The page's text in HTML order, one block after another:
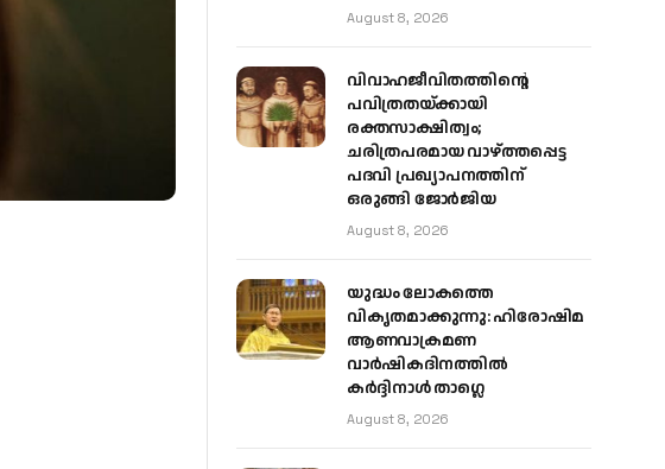
August 8, 2026
വിവാഹജീവിതത്തിന്റെ
പവിത്രതയ്ക്കായി
രക്തസാക്ഷിത്വം;
ചരിത്രപരമായ വാഴ്ത്തപ്പെട്ട
പദവി പ്രഖ്യാപനത്തിന്
ഒരുങ്ങി ജോര്‍ജിയ
August 8, 2026
യുദ്ധം ലോകത്തെ
വികൃതമാക്കുന്നു: ഹിരോഷിമ
ആണവാക്രമണ
വാർഷികദിനത്തിൽ
കർദ്ദിനാൾ താഗ്ലെ
August 8, 2026